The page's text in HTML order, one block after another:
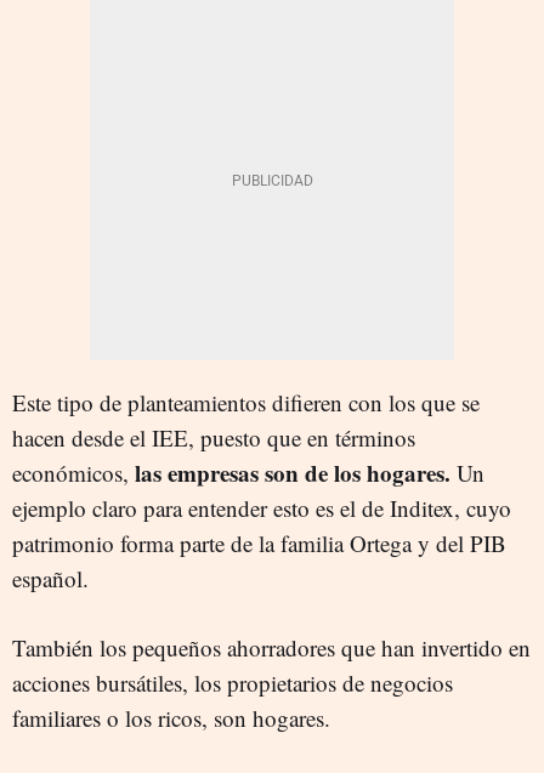
Este tipo de planteamientos difieren con los que se
hacen desde el IEE, puesto que en términos
económicos, las empresas son de los hogares. Un
ejemplo claro para entender esto es el de Inditex, cuyo
patrimonio forma parte de la familia Ortega y del PIB
español.
También los pequeños ahorradores que han invertido en
acciones bursátiles, los propietarios de negocios
familiares o los ricos, son hogares.